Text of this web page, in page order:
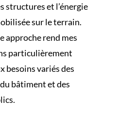
structures et l’énergie
sur le terrain.
approche rend mes
particulièrement
besoins variés des
bâtiment et des